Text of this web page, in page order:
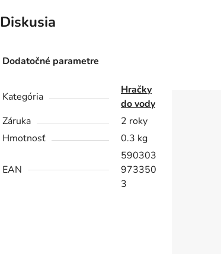
Diskusia
Dodatočné parametre
Kategória
Hračky
do vody
Záruka
2 roky
Hmotnosť
0.3 kg
EAN
590303
973350
3